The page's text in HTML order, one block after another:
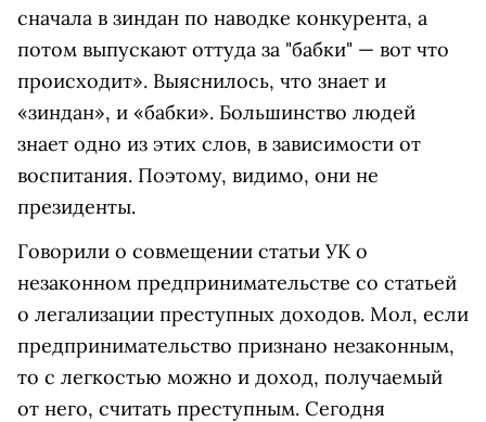
сначала в зиндан по наводке конкурента, а
потом выпускают оттуда за "бабки" — вот что
происходит». Выяснилось, что знает и
«зиндан», и «бабки». Большинство людей
знает одно из этих слов, в зависимости от
воспитания. Поэтому, видимо, они не
президенты.
Говорили о совмещении статьи УК о
незаконном предпринимательстве со статьей
о легализации преступных доходов. Мол, если
предпринимательство признано незаконным,
то с легкостью можно и доход, получаемый
от него, считать преступным. Сегодня